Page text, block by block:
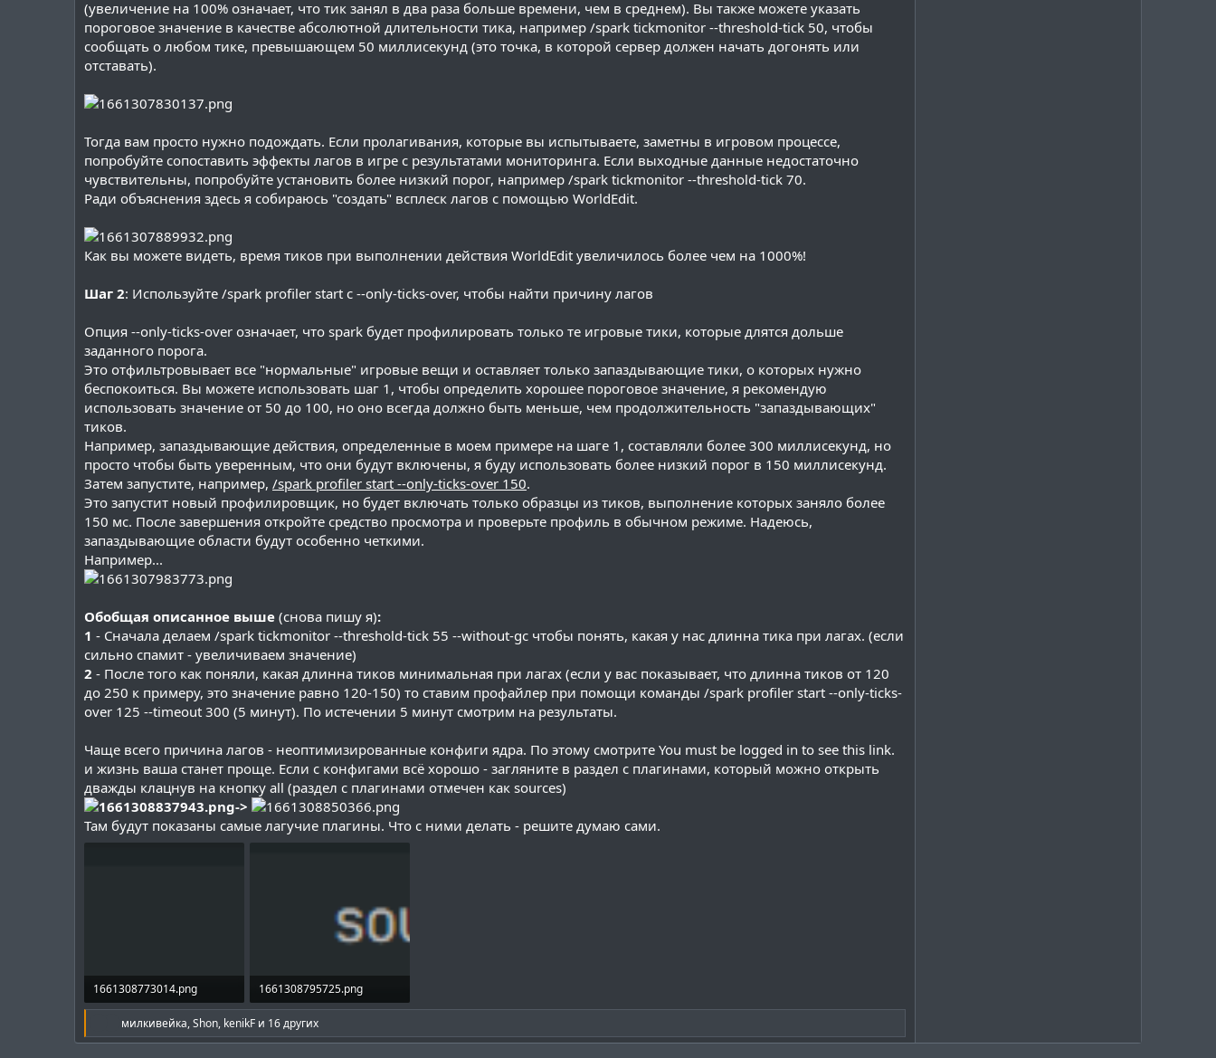
(увеличение на 100% означает, что тик занял в два раза больше времени, чем в среднем). Вы также можете указать
пороговое значение в качестве абсолютной длительности тика, например /spark tickmonitor --threshold-tick 50, чтобы
сообщать о любом тике, превышающем 50 миллисекунд (это точка, в которой сервер должен начать догонять или
отставать).
Тогда вам просто нужно подождать. Если пролагивания, которые вы испытываете, заметны в игровом процессе,
попробуйте сопоставить эффекты лагов в игре с результатами мониторинга. Если выходные данные недостаточно
чувствительны, попробуйте установить более низкий порог, например /spark tickmonitor --threshold-tick 70.
Ради объяснения здесь я собираюсь "создать" всплеск лагов с помощью WorldEdit.
Как вы можете видеть, время тиков при выполнении действия WorldEdit увеличилось более чем на 1000%!
Шаг 2: Используйте /spark profiler start с --only-ticks-over, чтобы найти причину лагов
Опция --only-ticks-over означает, что spark будет профилировать только те игровые тики, которые длятся дольше
заданного порога.
Это отфильтровывает все "нормальные" игровые вещи и оставляет только запаздывающие тики, о которых нужно
беспокоиться. Вы можете использовать шаг 1, чтобы определить хорошее пороговое значение, я рекомендую
использовать значение от 50 до 100, но оно всегда должно быть меньше, чем продолжительность "запаздывающих"
тиков.
Например, запаздывающие действия, определенные в моем примере на шаге 1, составляли более 300 миллисекунд, но
просто чтобы быть уверенным, что они будут включены, я буду использовать более низкий порог в 150 миллисекунд.
Затем запустите, например, /spark profiler start --only-ticks-over 150.
Это запустит новый профилировщик, но будет включать только образцы из тиков, выполнение которых заняло более
150 мс. После завершения откройте средство просмотра и проверьте профиль в обычном режиме. Надеюсь,
запаздывающие области будут особенно четкими.
Например...
Обобщая описанное выше (снова пишу я):
1 - Сначала делаем /spark tickmonitor --threshold-tick 55 --without-gc чтобы понять, какая у нас длинна тика при лагах. (если
сильно спамит - увеличиваем значение)
2 - После того как поняли, какая длинна тиков минимальная при лагах (если у вас показывает, что длинна тиков от 120
до 250 к примеру, это значение равно 120-150) то ставим профайлер при помощи команды /spark profiler start --only-ticks-
over 125 --timeout 300 (5 минут). По истечении 5 минут смотрим на результаты.
Чаще всего причина лагов - неоптимизированные конфиги ядра. По этому смотрите You must be logged in to see this link.
и жизнь ваша станет проще. Если с конфигами всё хорошо - загляните в раздел с плагинами, который можно открыть
дважды клацнув на кнопку all (раздел с плагинами отмечен как sources)
->
Там будут показаны самые лагучие плагины. Что с ними делать - решите думаю сами.
1661308773014.png
1.4 KB · Просмотры: 778
1661308795725.png
2.4 KB · Просмотры: 889
Р
е
милкивейка,Shon, kenikF и 16 других